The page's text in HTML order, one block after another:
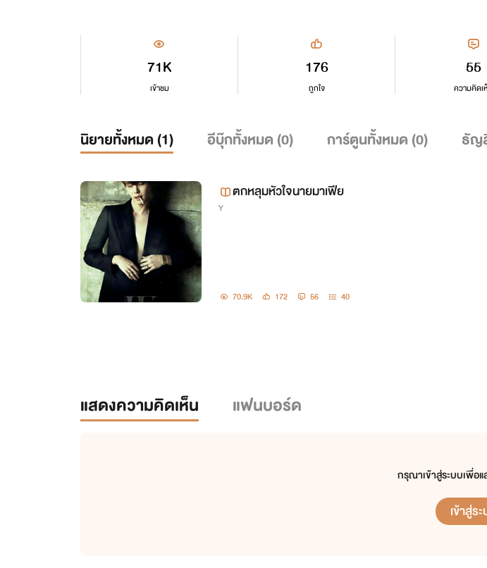
71K
เข้าชม
176
ถูกใจ
55
ความคิดเ
นิยายทั้งหมด (1) อีบุ๊กทั้งหมด (0) การ์ตูนทั้งหมด (0) ธัญ
ตกหลุมหัวใจนายมาเฟีย
Y
70.9K 172 56 40
แสดงความคิดเห็น แฟนบอร์ด
กรุณาเข้าสู่ระบบเพื่อ
เข้าสู่ร